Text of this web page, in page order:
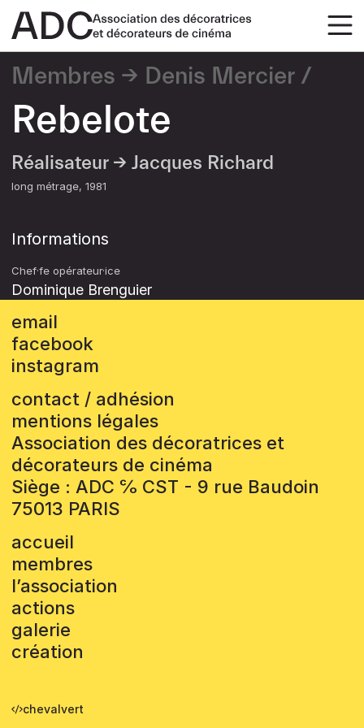
Membres Denis Mercier
Rebelote
Réalisateur → Jacques Richard
long métrage 1981
Informations
Chef·fe opérateur·ice
Dominique Brenguier
email
facebook
instagram
contact / adhésion
mentions légales
Association des décoratrices et
décorateurs de cinéma
Siège : ADC ℅ CST - 9 rue Baudoin
75013 PARIS
accueil
membres
l’association
actions
galerie
création
chevalvert